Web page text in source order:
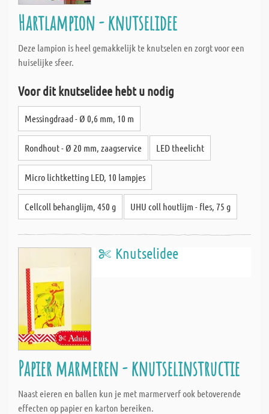
Hartlampion - knutselidee
Deze lampion is heel gemakkelijk te knutselen en zorgt voor een
huiselijke sfeer.
Voor dit knutselidee hebt u nodig
Messingdraad - Ø 0,6 mm, 10 m
Rondhout - Ø 20 mm, zaagservice LED theelicht
Micro lichtketting LED, 10 lampjes
Cellcoll behanglijm, 450 g UHU coll houtlijm - fles, 75 g
Knutselidee
Papier marmeren - knutselinstructie
Naast eieren en ballen kun je met marmerverf ook betoverende
effecten op papier en karton bereiken.